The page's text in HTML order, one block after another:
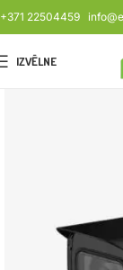
+371 22504459
IZVĒLNE